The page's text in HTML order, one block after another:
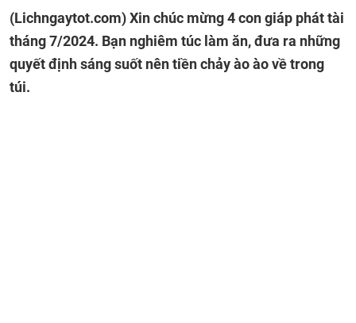
(Lichngaytot.com)Xin chúc mừng 4 con giáp phát tài
tháng 7/2024. Bạn nghiêm túc làm ăn, đưa ra những
quyết định sáng suốt nên tiền chảy ào ào về trong
túi.